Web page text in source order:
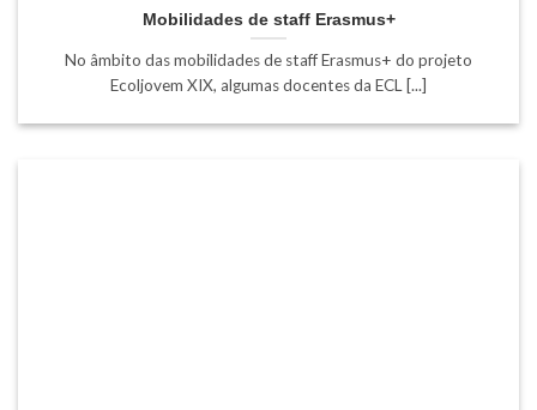
Mobilidades de staff Erasmus+
No âmbito das mobilidades de staff Erasmus+ do projeto
Ecoljovem XIX, algumas docentes da ECL [...]